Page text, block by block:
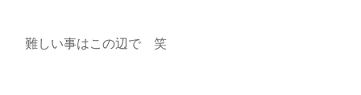
難しい事はこの辺で 笑